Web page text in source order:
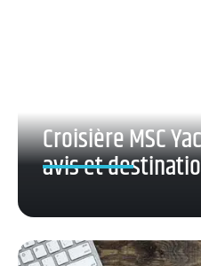
Croisière MSC
avis et